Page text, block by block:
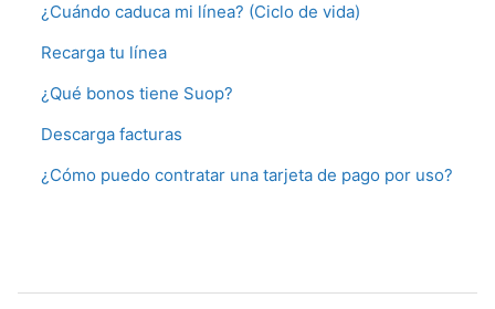
¿Cuándo caduca mi línea? (Ciclo de vida)
Recarga tu línea
¿Qué bonos tiene Suop?
Descarga facturas
¿Cómo puedo contratar una tarjeta de pago por uso?